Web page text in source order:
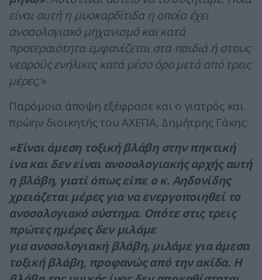
είναι αυτή η μυοκαρδίτιδα η οποία έχει
ανοσολογιακό μηχανισμό και κατά
προτεραιότητα εμφανίζεται στα παιδιά ή στους
νεαρούς ενήλικες κατά μέσο όρο μετά από τρεις
μέρες;»
Παρόμοια άποψη εξέφρασε και ο γιατρός και
πρώην διοικητής του ΑΧΕΠΑ, Δημήτρης Γάκης:
«Είναι άμεση τοξική βλάβη στην πηκτική
ίνα και δεν είναι ανοσολογιακής αρχής αυτή
η βλάβη, γιατί όπως είπε ο κ. Αηδονίδης
χρειάζεται μέρες για να ενεργοποιηθεί το
ανοσολογιακό σύστημα. Οπότε στις τρεις
πρώτες ημέρες δεν μιλάμε
για ανοσολογιακή βλάβη, μιλάμε για άμεσα
τοξική βλάβη, προφανώς από την ακίδα. Η